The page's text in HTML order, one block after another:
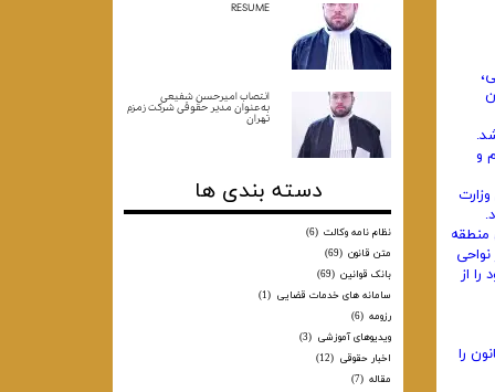
در سازمان ادغام و
استانها، موضوع ماده 6 قانون تشکیل وزارت
منطقه
از
را
RESUME
انتصاب امیرحسن شفیعی
به‌عنوان مدیر حقوقی شرکت زمزم
تهران
دسته بندی ها
نظام نامه وکالت (6)
متن قانون (69)
بانک قوانین (69)
سامانه های خدمات قضایی (1)
رزومه (6)
ویدیوهای آموزشی (3)
اخبار حقوقی (12)
مقاله (7)